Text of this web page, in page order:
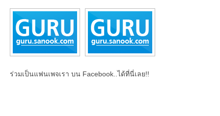
ร่วมเป็นแฟนเพจเรา บน Facebook..ได้ที่นี่เลย!!